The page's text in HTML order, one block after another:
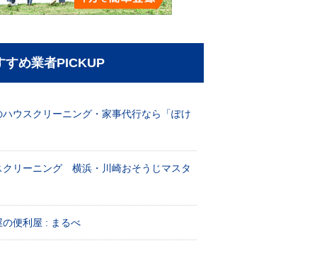
すめ業者PICKUP
ハウスクリーニング・家事代行なら「ぽけ
クリーニング 横浜・川崎おそうじマスタ
の便利屋 : まるべ